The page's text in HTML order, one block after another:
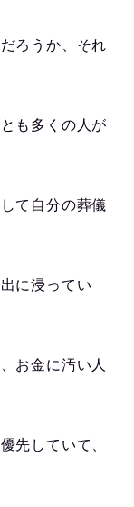
ろうか、それ
も多くの人が
て自分の葬儀
に浸ってい
お金に汚い人
先していて、